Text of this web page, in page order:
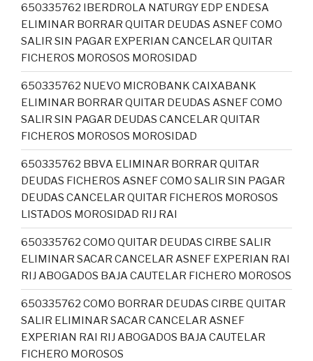
650335762 IBERDROLA NATURGY EDP ENDESA
ELIMINAR BORRAR QUITAR DEUDAS ASNEF COMO
SALIR SIN PAGAR EXPERIAN CANCELAR QUITAR
FICHEROS MOROSOS MOROSIDAD
650335762 NUEVO MICROBANK CAIXABANK
ELIMINAR BORRAR QUITAR DEUDAS ASNEF COMO
SALIR SIN PAGAR DEUDAS CANCELAR QUITAR
FICHEROS MOROSOS MOROSIDAD
650335762 BBVA ELIMINAR BORRAR QUITAR
DEUDAS FICHEROS ASNEF COMO SALIR SIN PAGAR
DEUDAS CANCELAR QUITAR FICHEROS MOROSOS
LISTADOS MOROSIDAD RIJ RAI
650335762 COMO QUITAR DEUDAS CIRBE SALIR
ELIMINAR SACAR CANCELAR ASNEF EXPERIAN RAI
RIJ ABOGADOS BAJA CAUTELAR FICHERO MOROSOS
650335762 COMO BORRAR DEUDAS CIRBE QUITAR
SALIR ELIMINAR SACAR CANCELAR ASNEF
EXPERIAN RAI RIJ ABOGADOS BAJA CAUTELAR
FICHERO MOROSOS